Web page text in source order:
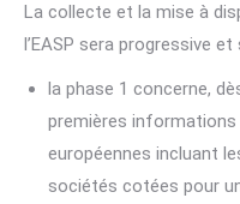
La collecte et la mise à
l’EASP sera progressive
la phase 1 concerne,
premières
européennes incluant
sociétés cotées pour